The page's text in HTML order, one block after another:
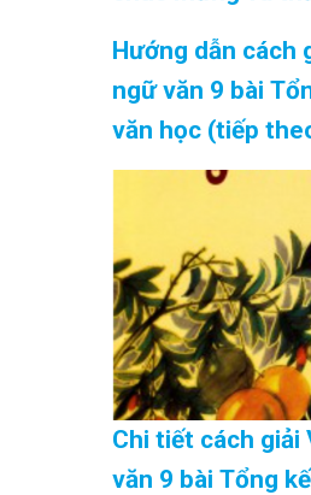
08/2026
Hướng dẫn cách
ngữ văn 9 bài
văn học (tiếp
nhất Cập Nhật
Chi tiết cách giải
văn 9 bài Tổng